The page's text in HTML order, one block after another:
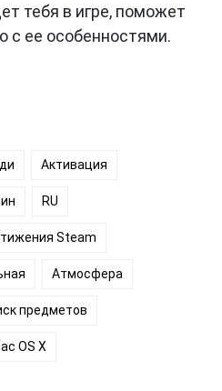
тебя в игре, поможет
с ее особенностями.
Активация
RU
Steam
Атмосфера
предметов
OS X